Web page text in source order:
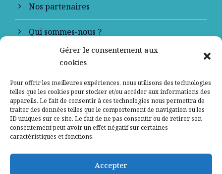
Gérer le consentement aux
cookies
Pour offrir les meilleures expériences, nous utilisons des technologies
telles que les cookies pour stocker et/ou accéder aux informations des
appareils. Le fait de consentir à ces technologies nous permettra de
traiter des données telles que le comportement de navigation ou les
ID uniques sur ce site. Le fait de ne pas consentir ou de retirer son
consentement peut avoir un effet négatif sur certaines
caractéristiques et fonctions.
Accepter
Nos partenaires
Qui sommes-nous ?
Contactez-nous
Mentions légales
Politique de confidentialité